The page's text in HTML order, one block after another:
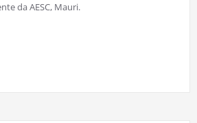
da AESC, Mauri.